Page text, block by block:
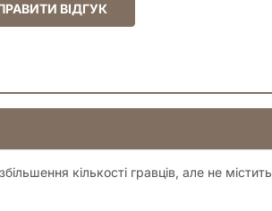
ВІДГУК
кількості гравців, але не містить